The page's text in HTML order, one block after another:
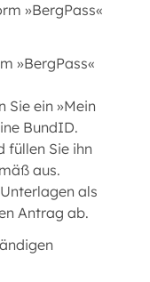
»BergPass«
»BergPass«
Sie ein »Mein
BundID.
füllen Sie ihn
aus.
als
Antrag ab.